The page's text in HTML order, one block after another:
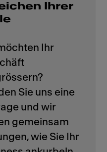
Ihrer
Ihr
Sie uns eine
und wir
gemeinsam
wie Sie Ihr